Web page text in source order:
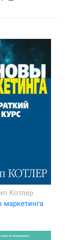
Котлер